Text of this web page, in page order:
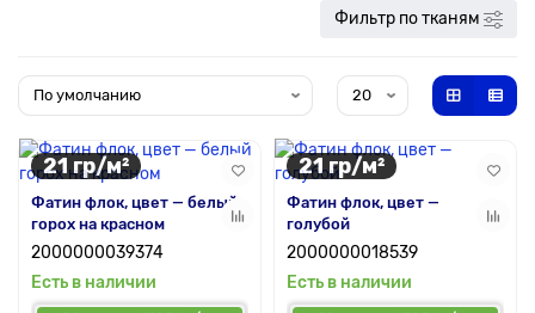
Фильтр по тканям
21 гр/м²
Фатин флок, цвет — белый
горох на красном
2000000039374
Есть в наличии
21 гр/м²
Фатин флок, цвет —
голубой
2000000018539
Есть в наличии